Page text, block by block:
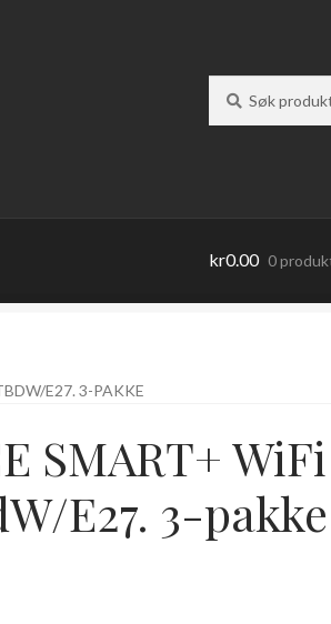
etter:
kr0.00 0
E27. 3-PAKKE
SMART+
E27. 3-pakke